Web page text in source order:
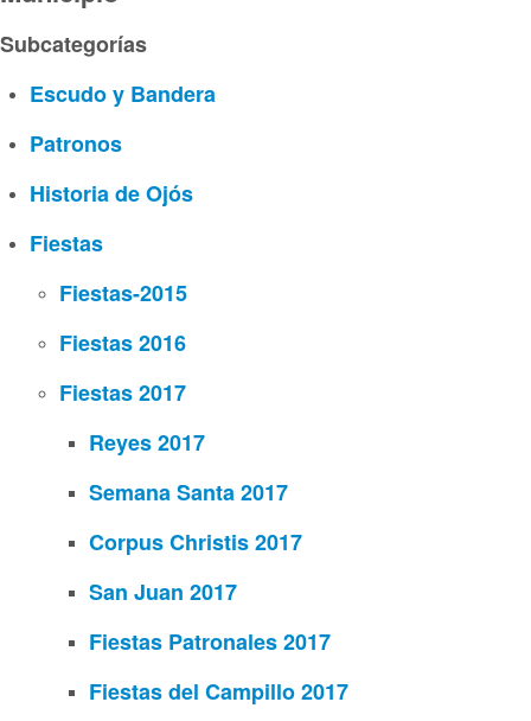
Subcategorías
Escudo y Bandera
Patronos
Historia de Ojós
Fiestas
Fiestas-2015
Fiestas 2016
Fiestas 2017
Reyes 2017
Semana Santa 2017
Corpus Christis 2017
San Juan 2017
Fiestas Patronales 2017
Fiestas del Campillo 2017